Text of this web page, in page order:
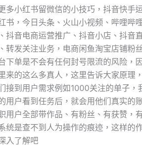
多小红书留微信的小技巧，抖音快手
书，今日头条、火山小视频、哔哩哔
抖音电商运营推广、抖音小店、抖音
转发关注业务，电商闲鱼淘宝店铺粉
下单是不会有任何封号限流的风险，
来的这么多真人，这里告诉大家原理
接到用户需求例如1000关注的单子
用户看到任务后，就会用他们真实的
用户全部带作品、有粉丝、有获赞，
统是查不到人为操作的痕迹，这样的
入了解吧